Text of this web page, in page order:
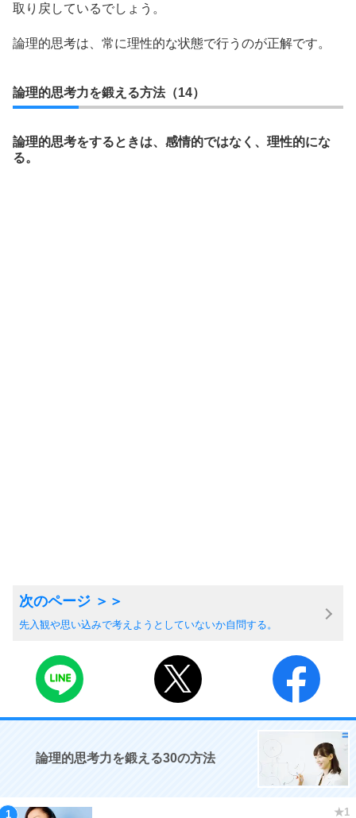
取り戻しているでしょう。
論理的思考は、常に理性的な状態で行うのが正解です。
論理的思考力を鍛える方法（14）
論理的思考をするときは、感情的ではなく、理性的にな
る。
先入観や思い込みで考えようとしていないか自問する。
論理的思考力を鍛える30の方法